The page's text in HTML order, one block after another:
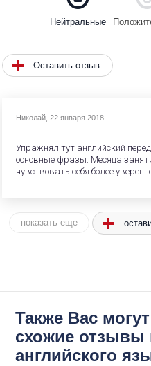
Нейтральные
Оставить отзыв
Николай, 22 января 2018
Упражнял тут английский
основные фразы. Месяца
чувствовать себя более
показать еще
Также Вас
схожие отзывы
английского